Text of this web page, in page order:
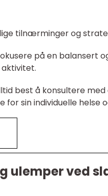
tilnærminger og
på en balansert
best å konsultere med
for sin individuelle helse
ulemper ved